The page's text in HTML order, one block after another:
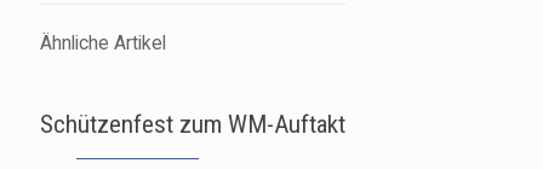
Ähnliche Artikel
Schützenfest zum WM-Auftakt